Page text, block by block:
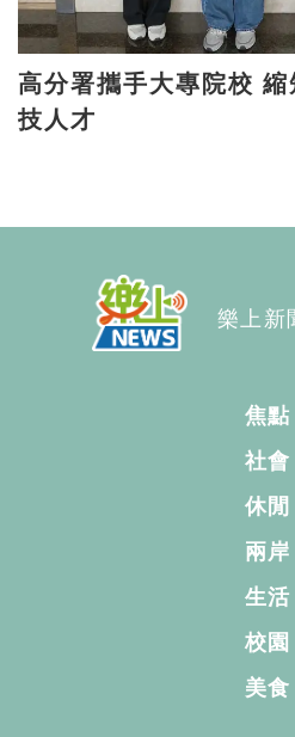
高分署攜手大專院校 縮短學用落差培育科
技人才
樂上新
焦點
社會
休閒
兩岸
生活
校園
美食